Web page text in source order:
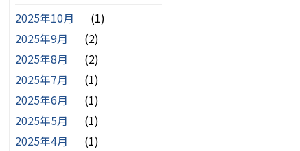
2025年10月
(1)
2025年9月
(2)
2025年8月
(2)
2025年7月
(1)
2025年6月
(1)
2025年5月
(1)
2025年4月
(1)